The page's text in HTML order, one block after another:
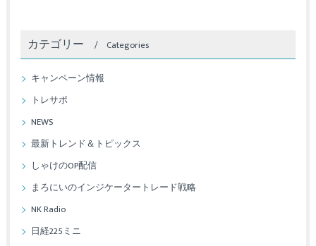
カテゴリー Categories
キャンペーン情報
トレサポ
NEWS
最新トレンド＆トピックス
しゃけのOP配信
まろにいのインジケータートレード戦略
NK Radio
日経225ミニ